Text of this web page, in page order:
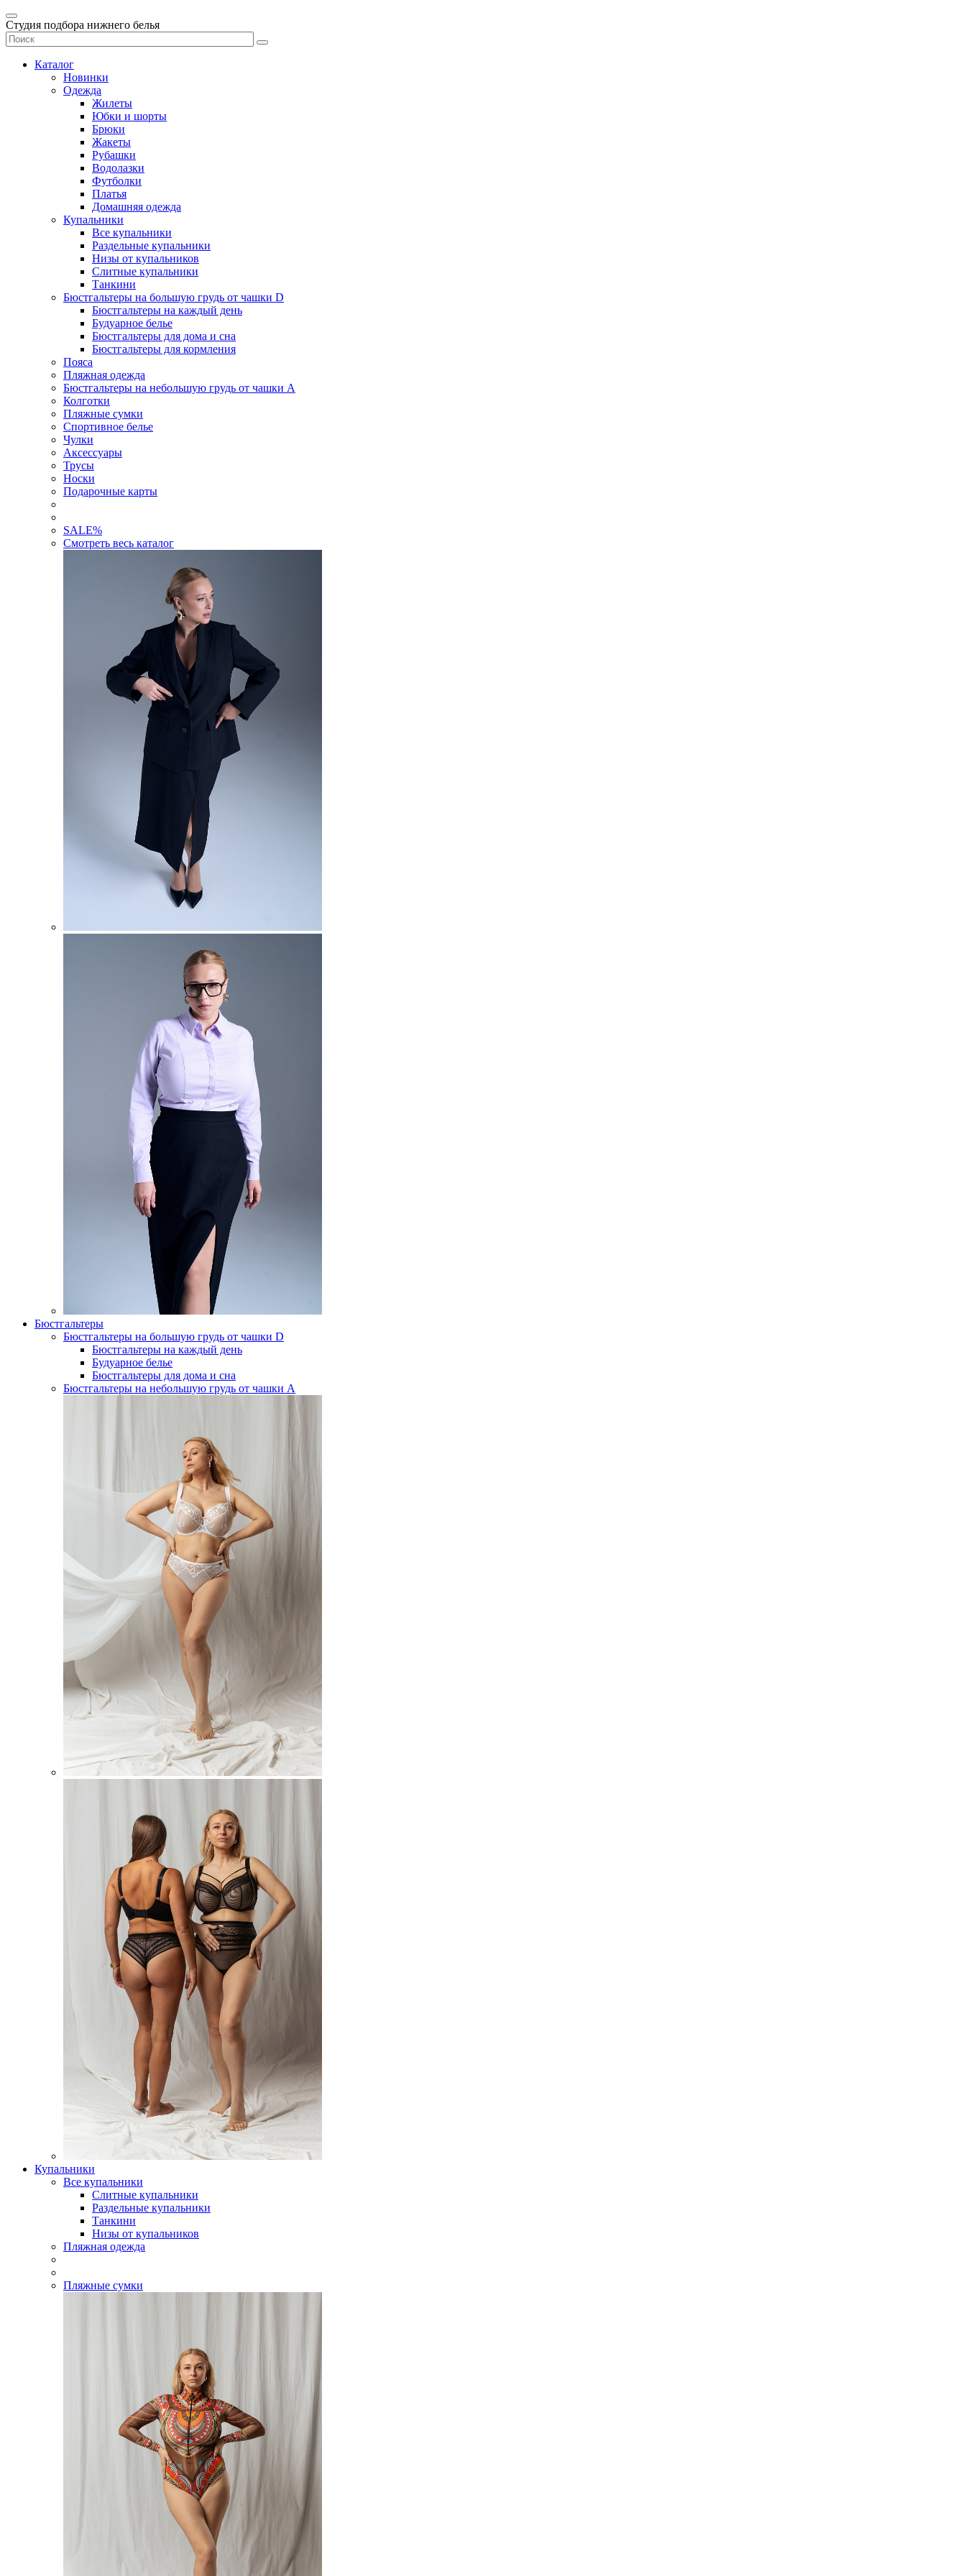
Студия подбора нижнего белья
Каталог
Новинки
Одежда
Жилеты
Юбки и шорты
Брюки
Жакеты
Рубашки
Водолазки
Футболки
Платья
Домашняя одежда
Купальники
Все купальники
Раздельные купальники
Низы от купальников
Слитные купальники
Танкини
Бюстгальтеры на большую грудь от чашки D
Бюстгальтеры на каждый день
Будуарное белье
Бюстгальтеры для дома и сна
Бюстгальтеры для кормления
Пояса
Пляжная одежда
Бюстгальтеры на небольшую грудь от чашки А
Колготки
Пляжные сумки
Спортивное белье
Чулки
Аксессуары
Трусы
Носки
Подарочные карты
SALE%
Смотреть весь каталог
Бюстгальтеры
Бюстгальтеры на большую грудь от чашки D
Бюстгальтеры на каждый день
Будуарное белье
Бюстгальтеры для дома и сна
Бюстгальтеры на небольшую грудь от чашки А
Купальники
Все купальники
Слитные купальники
Раздельные купальники
Танкини
Низы от купальников
Пляжная одежда
Пляжные сумки